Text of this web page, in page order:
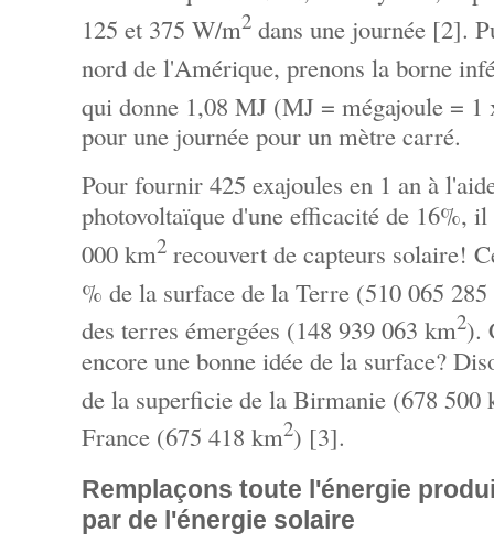
125 et 375 W/m2 dans une journée [2].
nord de l'Amérique, prenons la borne
qui donne 1,08 MJ (MJ = mégajoule =
pour une journée pour un mètre carré.
Pour fournir 425 exajoules en 1 an à
photovoltaïque d'une efficacité de 16%,
000 km2 recouvert de capteurs solaire!
% de la surface de la Terre (510 065
des terres émergées (148 939 063 km2).
encore une bonne idée de la surface?
de la superficie de la Birmanie (678 500
France (675 418 km2) [3].
Remplaçons toute l'énergie
par de l'énergie solaire